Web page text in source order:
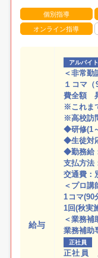
個別指導
オンライン指導
給与
アルバイト
＜非常勤
１コマ
費全額
※これま
※高校訪
◆研修(1
◆生徒対
◆勤務給
支払方法
交通費：
＜プロ講
1コマ
1回(秋実
＜業務補
業務補助
正社員
正社員